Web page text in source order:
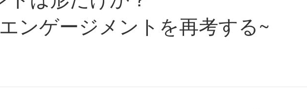
ンゲージメントを再考する~